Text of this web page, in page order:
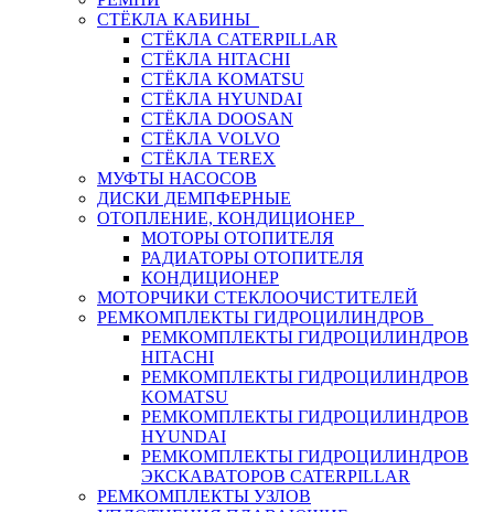
СТЁКЛА КАБИНЫ
СТЁКЛА CATERPILLAR
СТЁКЛА HITACHI
СТЁКЛА KOMATSU
СТЁКЛА HYUNDAI
СТЁКЛА DOOSAN
СТЁКЛА VOLVO
СТЁКЛА TEREX
МУФТЫ НАСОСОВ
ДИСКИ ДЕМПФЕРНЫЕ
ОТОПЛЕНИЕ, КОНДИЦИОНЕР
МОТОРЫ ОТОПИТЕЛЯ
РАДИАТОРЫ ОТОПИТЕЛЯ
КОНДИЦИОНЕР
МОТОРЧИКИ СТЕКЛООЧИСТИТЕЛЕЙ
РЕМКОМПЛЕКТЫ ГИДРОЦИЛИНДРОВ
РЕМКОМПЛЕКТЫ ГИДРОЦИЛИНДРОВ
HITACHI
РЕМКОМПЛЕКТЫ ГИДРОЦИЛИНДРОВ
KOMATSU
РЕМКОМПЛЕКТЫ ГИДРОЦИЛИНДРОВ
HYUNDAI
РЕМКОМПЛЕКТЫ ГИДРОЦИЛИНДРОВ
ЭКСКАВАТОРОВ CATERPILLAR
РЕМКОМПЛЕКТЫ УЗЛОВ